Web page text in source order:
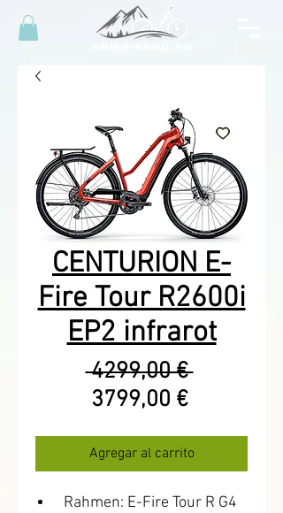
CENTURION E-
Fire Tour R2600i
EP2 infrarot
4299,00 € Precio
3799,00 €Precio
oferta
Agregar al carrito
Rahmen: E-Fire Tour R G4